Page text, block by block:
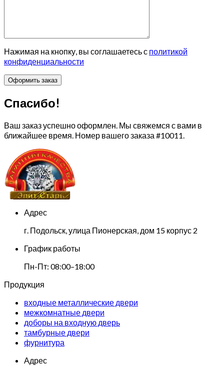
Нажимая на кнопку, вы соглашаетесь с политикой
конфиденциальности
Спасибо!
Ваш заказ успешно оформлен. Мы свяжемся с вами в
ближайшее время. Номер вашего заказа #10011.
Адрес
г. Подольск, улица Пионерская, дом 15 корпус 2
График работы
Пн-Пт: 08:00–18:00
Продукция
входные металлические двери
межкомнатные двери
доборы на входную дверь
тамбурные двери
фурнитура
Адрес